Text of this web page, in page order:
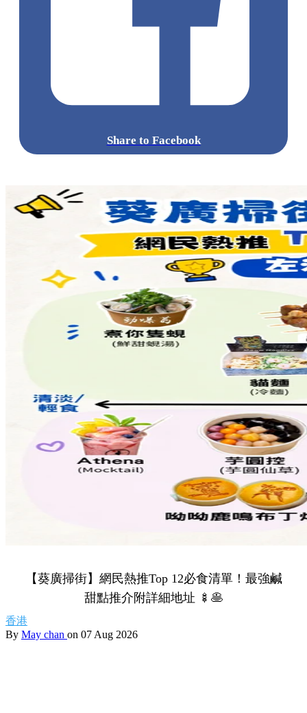
Share to Facebook
【葵廣掃街】網民熱推Top 12必食清單！最強鹹
甜點推介附詳細地址 🍢🥞
香港
By May chan on 07 Aug 2026